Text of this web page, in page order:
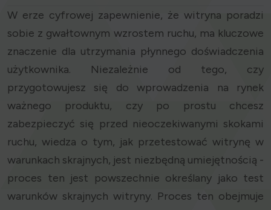
W erze cyfrowej zapewnienie, że witryna poradzi
sobie z gwałtownym wzrostem ruchu, ma kluczowe
znaczenie dla utrzymania płynnego doświadczenia
użytkownika. Niezależnie od tego, czy
przygotowujesz się do wprowadzenia na rynek
ważnego produktu, czy po prostu chcesz
zabezpieczyć się przed nieoczekiwanymi skokami
ruchu, wiedza o tym, jak przetestować witrynę w
warunkach skrajnych, jest niezbędną umiejętnością -
proces ten jest powszechnie określany jako test
warunków skrajnych witryny. Proces ten obejmuje